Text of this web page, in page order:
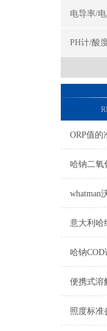
电导率/
PH计/酸
ORP值的
whatman
意大利哈
便携式溶
照度标准